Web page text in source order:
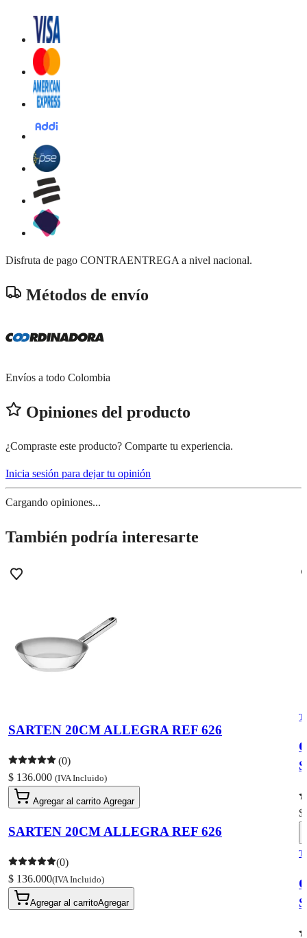
Disfruta de pago CONTRAENTREGA a nivel nacional.
Métodos de envío
Envíos a todo Colombia
Opiniones del producto
¿Compraste este producto? Comparte tu experiencia.
Inicia sesión para dejar tu opinión
Cargando opiniones...
También podría interesarte
SARTEN 20CM ALLEGRA REF 626
(0)
$ 136.000 (IVA Incluido)
Agregar al carrito Agregar
SARTEN 20CM ALLEGRA REF 626
(0)
$ 136.000(IVA Incluido)
Agregar al carritoAgregar
$